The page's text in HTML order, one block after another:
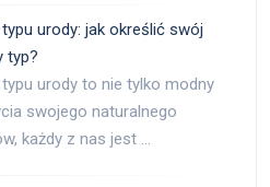
urody: jak określić swój
typ?
urody to nie tylko modny
swojego naturalnego
każdy z nas jest …